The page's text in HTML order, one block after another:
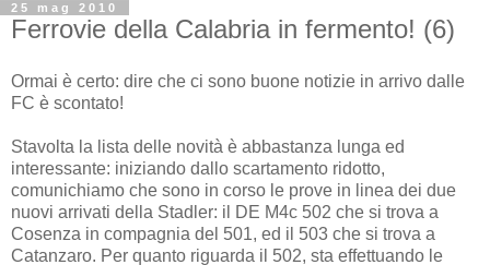
25 mag 2010
Ferrovie della Calabria in fermento! (6)
Ormai è certo: dire che ci sono buone notizie in arrivo dalle
FC è scontato!
Stavolta la lista delle novità è abbastanza lunga ed
interessante: iniziando dallo scartamento ridotto,
comunichiamo che sono in corso le prove in linea dei due
nuovi arrivati della Stadler: il DE M4c 502 che si trova a
Cosenza in compagnia del 501, ed il 503 che si trova a
Catanzaro. Per quanto riguarda il 502, sta effettuando le